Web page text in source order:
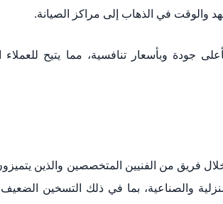
والوقت في الذهاب إلى مراكز الصيانة.
جودة وبأسعار تنافسية، مما يتيح للعملاء
فريق من الفنيين المتخصصين والذين
والصناعية، بما في ذلك التسخين الضعيف